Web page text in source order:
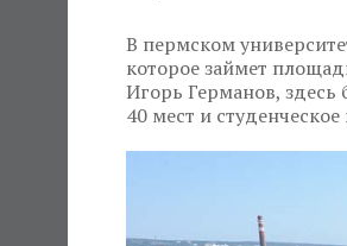
В пермском
которое займет
Игорь Германов, здесь
40 мест и студенческое